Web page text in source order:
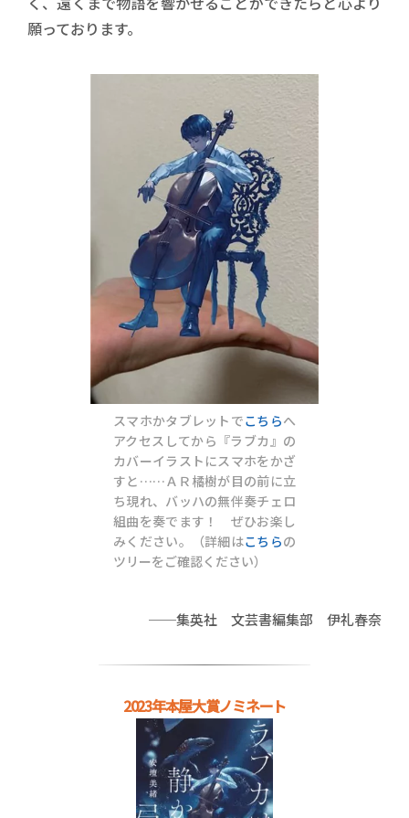
願っております。
スマホかタブレットでこちらへ
アクセスしてから『ラブカ』の
カバーイラストにスマホをかざ
すと……ＡＲ橘樹が目の前に立
ち現れ、バッハの無伴奏チェロ
組曲を奏でます！ ぜひお楽し
みください。（詳細はこちらの
ツリーをご確認ください）
──集英社 文芸書編集部 伊礼春奈
2023年本屋大賞ノミネート